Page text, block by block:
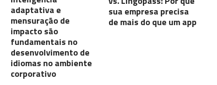
adaptativa e
mensuração de
impacto são
fundamentais no
desenvolvimento de
idiomas no ambiente
corporativo
sua empresa precisa
de mais do que um app